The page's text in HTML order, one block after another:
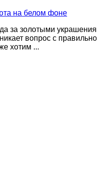
за золотыми
вопрос с
хотим ...